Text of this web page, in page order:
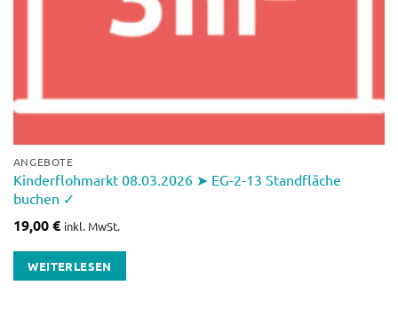
ANGEBOTE
Kinderflohmarkt 08.03.2026 ➤ EG-2-13 Standfläche
buchen ✓
19,00€ inkl. MwSt.
WEITERLESEN